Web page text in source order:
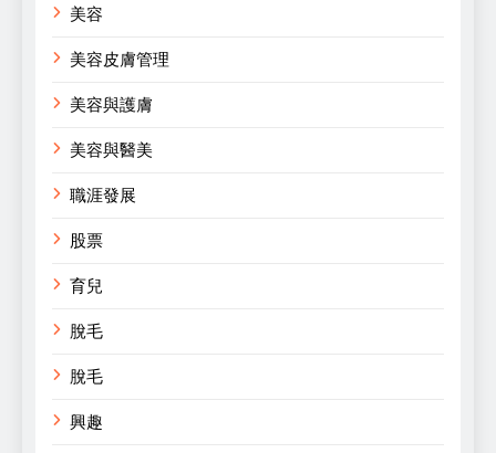
美容
美容皮膚管理
美容與護膚
美容與醫美
職涯發展
股票
育兒
脫毛
脫毛
興趣